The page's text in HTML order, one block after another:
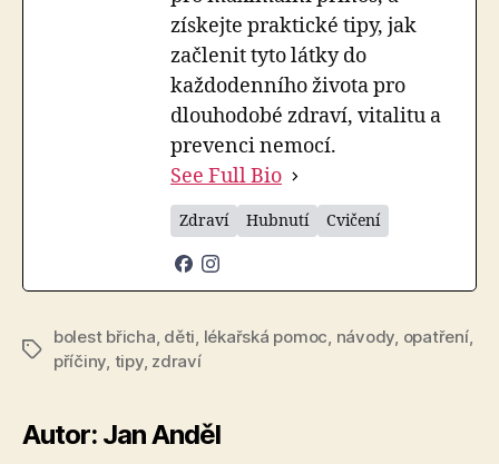
získejte praktické tipy, jak
začlenit tyto látky do
každodenního života pro
dlouhodobé zdraví, vitalitu a
prevenci nemocí.
See Full Bio
Zdraví Hubnutí Cvičení
Štítky
bolest břicha děti lékařská pomoc návody opatření,
příčiny tipy, zdraví
Autor: Jan Anděl